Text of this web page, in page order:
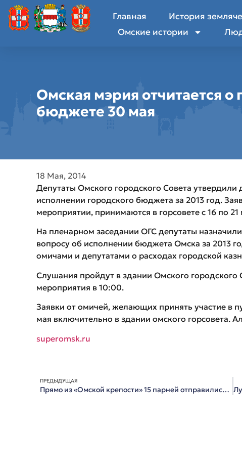
Главная История
Омские истории
Омская мэрия отчитается о
бюджете 30 мая
18 Мая, 2014
Депутаты Омского городского Совета
исполнении городского бюджета за 2013 год.
мероприятии, принимаются в горсовете с 16 по 21
На пленарном заседании ОГС депутаты
вопросу об исполнении бюджета Омска за 2013
омичами и депутатами о расходах городской
Слушания пройдут в здании Омского городского
мероприятия в 10:00.
Заявки от омичей, желающих принять участие в
мая включительно в здании омского горсовета.
superomsk.ru
ПРЕДЫДУЩАЯ
Прямо из «Омской крепости» 15 парней отправились на службу в Президентский полк. Проводить ребят пришли не только родные, но и чиновники.